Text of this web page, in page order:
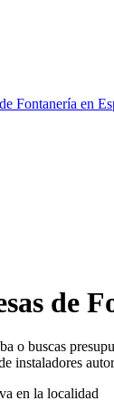
Fontanería en
de
o buscas
instaladores
en la localidad